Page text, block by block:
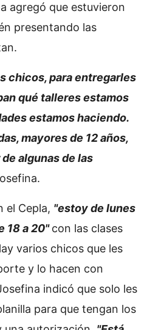
agregó que estuvieron
presentando las
chicos, para entregarles
qué talleres estamos
estamos haciendo.
mayores de 12 años,
algunas de las
el Cepla, "estoy de lunes
18 a 20"con las clases
varios chicos que les
y lo hacen con
indicó que solo les
para que tengan los